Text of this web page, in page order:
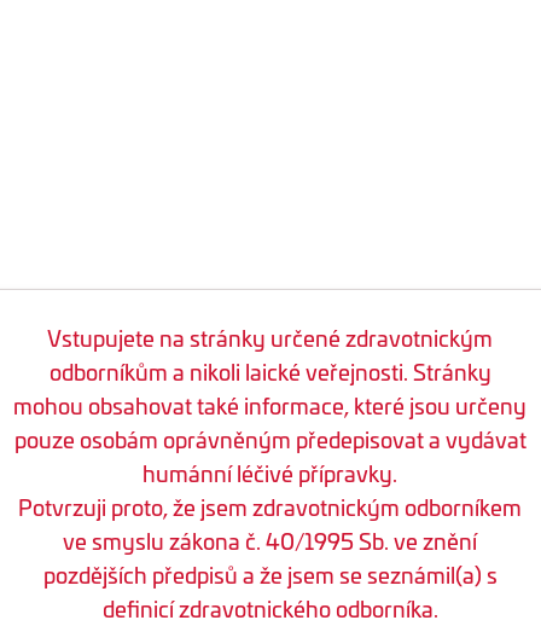
Vstupujete na stránky určené zdravotnickým
odborníkům a nikoli laické veřejnosti. Stránky
mohou obsahovat také informace, které jsou určeny
pouze osobám oprávněným předepisovat a vydávat
humánní léčivé přípravky.
Potvrzuji proto, že jsem zdravotnickým odborníkem
ve smyslu zákona č. 40/1995 Sb. ve znění
pozdějších předpisů a že jsem se seznámil(a) s
definicí zdravotnického odborníka.